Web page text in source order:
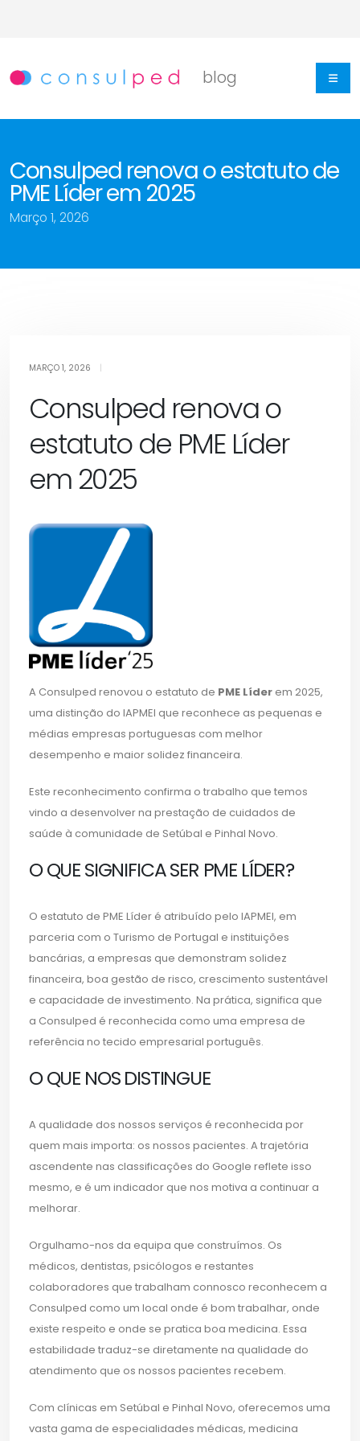
blog
Consulped renova o estatuto de
PME Líder em 2025
Março 1, 2026
estatuto
de
PME
2025
MARÇO 1, 2026
Consulped renova o
estatuto de PME Líder
em 2025
A Consulped renovou o estatuto de PME Líder em 2025,
uma distinção do IAPMEI que reconhece as pequenas e
médias empresas portuguesas com melhor
desempenho e maior solidez financeira.
Este reconhecimento confirma o trabalho que temos
vindo a desenvolver na prestação de cuidados de
saúde à comunidade de Setúbal e Pinhal Novo.
O QUE SIGNIFICA SER PME LÍDER?
O estatuto de PME Líder é atribuído pelo IAPMEI, em
parceria com o Turismo de Portugal e instituições
bancárias, a empresas que demonstram solidez
financeira, boa gestão de risco, crescimento sustentável
e capacidade de investimento. Na prática, significa que
a Consulped é reconhecida como uma empresa de
referência no tecido empresarial português.
O QUE NOS DISTINGUE
A qualidade dos nossos serviços é reconhecida por
quem mais importa: os nossos pacientes. A trajetória
ascendente nas classificações do Google reflete isso
mesmo, e é um indicador que nos motiva a continuar a
melhorar.
Orgulhamo-nos da equipa que construímos. Os
médicos, dentistas, psicólogos e restantes
colaboradores que trabalham connosco reconhecem a
Consulped como um local onde é bom trabalhar, onde
existe respeito e onde se pratica boa medicina. Essa
estabilidade traduz-se diretamente na qualidade do
atendimento que os nossos pacientes recebem.
Com clínicas em Setúbal e Pinhal Novo, oferecemos uma
vasta gama de especialidades médicas, medicina